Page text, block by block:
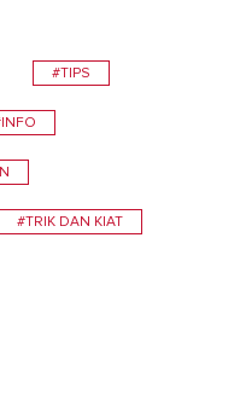
#TIPS
#TRIK DAN KIAT